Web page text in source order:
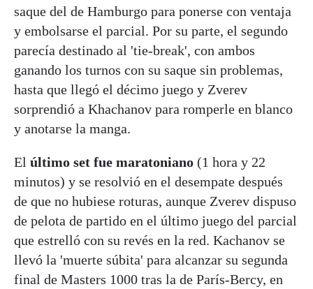
saque del de Hamburgo para ponerse con ventaja
y embolsarse el parcial. Por su parte, el segundo
parecía destinado al 'tie-break', con ambos
ganando los turnos con su saque sin problemas,
hasta que llegó el décimo juego y Zverev
sorprendió a Khachanov para romperle en blanco
y anotarse la manga.
El último set fue maratoniano (1 hora y 22
minutos) y se resolvió en el desempate después
de que no hubiese roturas, aunque Zverev dispuso
de pelota de partido en el último juego del parcial
que estrelló con su revés en la red. Kachanov se
llevó la 'muerte súbita' para alcanzar su segunda
final de Masters 1000 tras la de París-Bercy, en